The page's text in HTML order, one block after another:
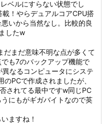
ベルにすらない状態でし
！やらデュアルコアCPU搭
いから当然なし。比較的良
したw
だまだ意味不明な点が多くて
も7のバックアップ機能で
なるコンピュータにシステ
PCで作成されましたが、
されてる最中ですw同じPC
にもがギガバイトなので英
ますね！